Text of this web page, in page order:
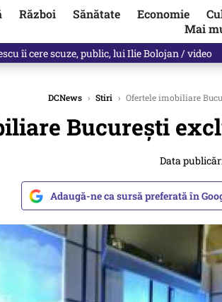
Război Sănătate Economie
Mai
în direct despre „omul harnic“ / video
DCNews › Stiri › Ofertele imobiliare
București
Data
Adaugă-ne ca sursă preferată în